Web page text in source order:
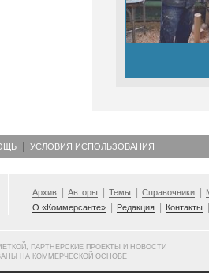
УСЛОВИЯ ИСПОЛЬЗОВАНИЯ
Архив Авторы Темы Справочники
О «Коммерсанте»
Редакция Контакты
ПАРТНЕРСКИЕ ПРОЕКТЫ И НОВОСТИ
НА КОММЕРЧЕСКОЙ ОСНОВЕ